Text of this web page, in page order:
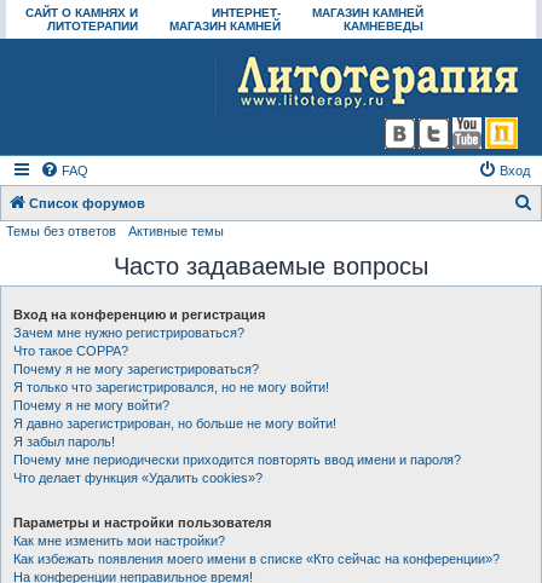
САЙТ О КАМНЯХ И
ЛИТОТЕРАПИИ
ИНТЕРНЕТ-
МАГАЗИН КАМНЕЙ
МАГАЗИН КАМНЕЙ
КАМНЕВЕДЫ
FAQ Вход
Список форумов
с
Темы без ответов Активные темы
Часто задаваемые вопросы
Вход на конференцию и регистрация
Зачем мне нужно регистрироваться?
Что такое COPPA?
Почему я не могу зарегистрироваться?
Я только что зарегистрировался, но не могу войти!
Почему я не могу войти?
Я давно зарегистрирован, но больше не могу войти!
Я забыл пароль!
Почему мне периодически приходится повторять ввод имени и пароля?
Что делает функция «Удалить cookies»?
Параметры и настройки пользователя
Как мне изменить мои настройки?
Как избежать появления моего имени в списке «Кто сейчас на конференции»?
На конференции неправильное время!